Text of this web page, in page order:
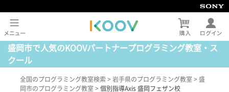
盛岡市で人気のKOOVパートナープログラミング教室・ス
クール
全国のプログラミング教室検索 > 岩手県のプログラミング教室 > 盛
岡市のプログラミング教室 > 個別指導Axis 盛岡フェザン校